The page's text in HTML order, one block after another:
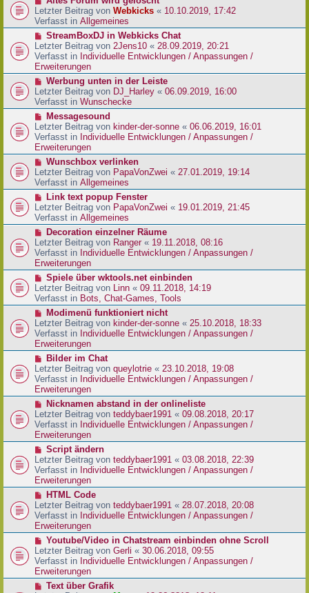
a
g
B
e
i
r
a
g
e
u
e
r
B
e
i
r
a
g
Letzter Beitrag von Webkicks « 10.10.2019, 17:42
Verfasst in Allgemeines
N
e
u
e
r
B
e
i
r
a
g
StreamBoxDJ in Webkicks Chat
Letzter Beitrag von 2Jens10 « 28.09.2019, 20:21
Verfasst in Individuelle Entwicklungen / Anpassungen /
Erweiterungen
N
e
u
e
r
B
e
i
r
a
g
Werbung unten in der Leiste
Letzter Beitrag von DJ_Harley « 06.09.2019, 16:00
Verfasst in Wunschecke
N
e
u
e
r
B
e
i
r
a
g
Messagesound
Letzter Beitrag von kinder-der-sonne « 06.06.2019, 16:01
Verfasst in Individuelle Entwicklungen / Anpassungen /
Erweiterungen
N
e
u
e
r
B
e
t
r
a
g
Wunschbox verlinken
Letzter Beitrag von PapaVonZwei « 27.01.2019, 19:14
Verfasst in Allgemeines
N
e
u
e
r
B
e
i
r
a
g
Link text popup Fenster
Letzter Beitrag von PapaVonZwei « 19.01.2019, 21:45
Verfasst in Allgemeines
N
e
u
e
r
B
e
i
r
a
g
Decoration einzelner Räume
Letzter Beitrag von Ranger « 19.11.2018, 08:16
Verfasst in Individuelle Entwicklungen / Anpassungen /
Erweiterungen
N
e
u
e
r
B
e
i
r
a
g
Spiele über wktools.net einbinden
Letzter Beitrag von Linn « 09.11.2018, 14:19
Verfasst in Bots, Chat-Games, Tools
N
e
u
e
r
B
e
i
t
a
g
Modimenü funktioniert nicht
Letzter Beitrag von kinder-der-sonne « 25.10.2018, 18:33
Verfasst in Individuelle Entwicklungen / Anpassungen /
Erweiterungen
N
e
u
e
r
B
e
i
t
a
g
Bilder im Chat
Letzter Beitrag von queylotrie « 23.10.2018, 19:08
Verfasst in Individuelle Entwicklungen / Anpassungen /
Erweiterungen
N
e
u
e
r
B
e
i
t
a
g
Nicknamen abstand in der onlineliste
Letzter Beitrag von teddybaer1991 « 09.08.2018, 20:17
Verfasst in Individuelle Entwicklungen / Anpassungen /
Erweiterungen
N
e
u
e
r
B
e
i
t
a
g
Script ändern
Letzter Beitrag von teddybaer1991 « 03.08.2018, 22:39
Verfasst in Individuelle Entwicklungen / Anpassungen /
Erweiterungen
N
e
u
e
r
B
e
i
t
HTML Code
Letzter Beitrag von teddybaer1991 « 28.07.2018, 20:08
Verfasst in Individuelle Entwicklungen / Anpassungen /
Erweiterungen
N
e
u
e
r
Youtube/Video in Chatstream einbinden ohne Scroll
Letzter Beitrag von Gerli « 30.06.2018, 09:55
Verfasst in Individuelle Entwicklungen / Anpassungen /
Erweiterungen
NText über Grafik